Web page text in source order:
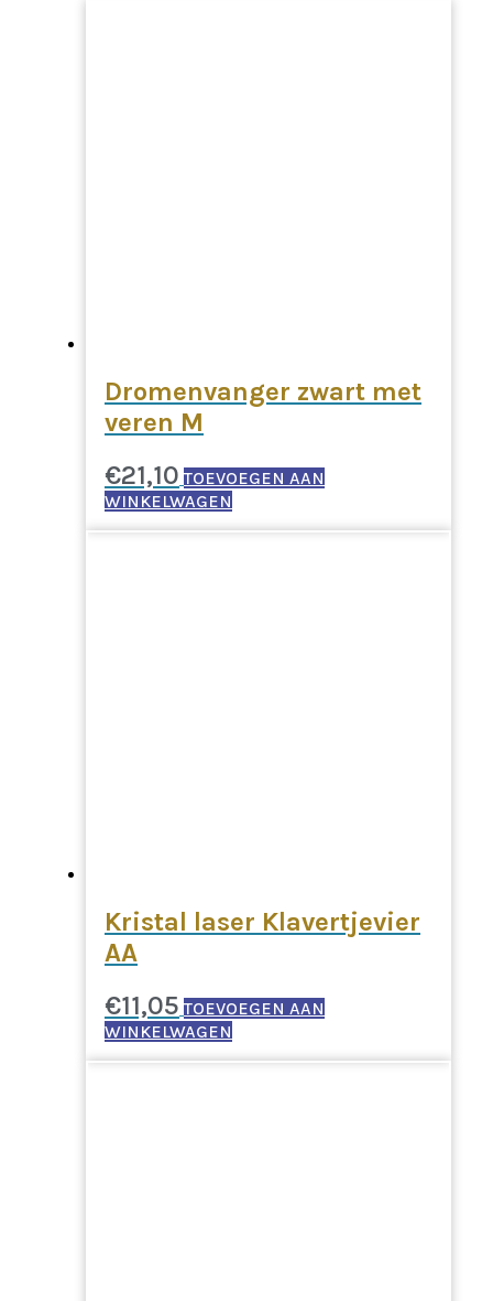
Dromenvanger zwart met
veren M
€21,10 TOEVOEGEN AAN
WINKELWAGEN
Kristal laser Klavertjevier
AA
€11,05 TOEVOEGEN AAN
WINKELWAGEN